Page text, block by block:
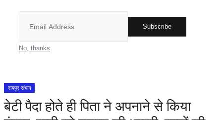
विदेश
छत्तीसगढ़
Subscribe
No, thanks
रायपुर संभाग
बेटी पैदा होते ही पिता ने अपनाने से किया